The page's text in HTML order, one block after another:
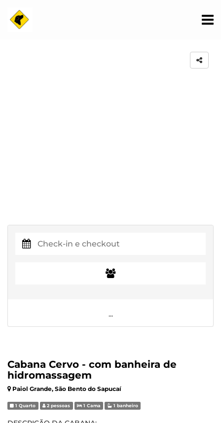
Cabana Cervo - com banheira de
hidromassagem
Paiol Grande, São Bento do Sapucaí
1 Quarto 2 pessoas 1 Cama 1 banheiro
...